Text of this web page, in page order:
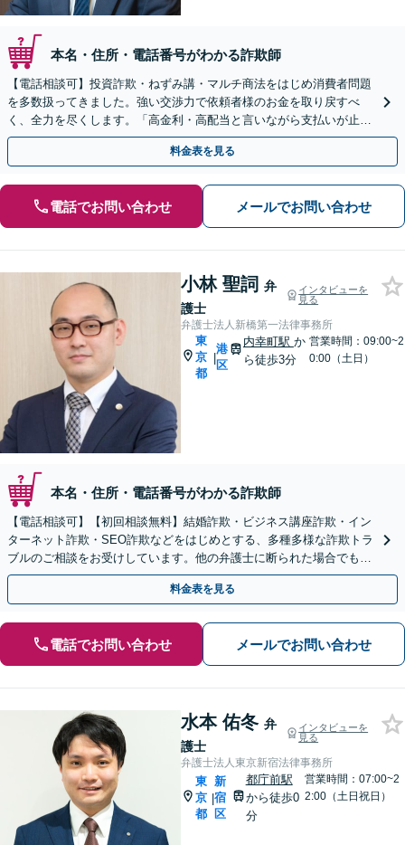
本名・住所・電話番号がわかる詐欺師
【電話相談可】投資詐欺・ねずみ講・マルチ商法をはじめ消費者問題
を多数扱ってきました。強い交渉力で依頼者様のお金を取り戻すべ
く、全力を尽くします。「高金利・高配当と言いながら支払いが止ま
った」等、まずはお電話ください。
料金表を見る
電話でお問い合わせ メールでお問い合わせ
小林 聖詞 弁
護士
インタビューを
見る
弁護士法人新橋第一法律事務所
東
京
都
|
港
区
内幸町駅 か
ら徒歩3分
営業時間：09:00~2
0:00（土日）
本名・住所・電話番号がわかる詐欺師
【電話相談可】【初回相談無料】結婚詐欺・ビジネス講座詐欺・イン
ターネット詐欺・SEO詐欺などをはじめとする、多種多様な詐欺トラ
ブルのご相談をお受けしています。他の弁護士に断られた場合でも、
諦めずに一度ご相談ください。
料金表を見る
電話でお問い合わせ メールでお問い合わせ
水本 佑冬 弁
護士
インタビューを
見る
弁護士法人東京新宿法律事務所
東
京
都
|
新
宿
区
都庁前駅
から徒歩0
分
営業時間：07:00~2
2:00（土日祝日）